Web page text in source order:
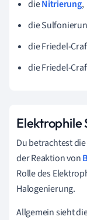
dieNitrierung,
die
die Friedel-
die Friedel-
Elektrophile
Du betrachtest
der Reaktion von
Rolle des
Halogenierung.
Allgemein sieht